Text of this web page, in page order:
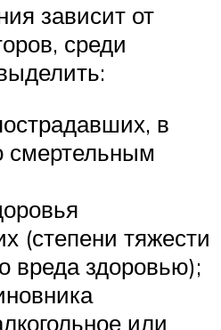
зависит от
среди
в
смертельным
(степени тяжести
вреда здоровью);
или